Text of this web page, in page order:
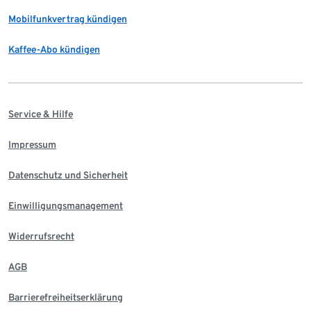
Mobilfunkvertrag kündigen
Kaffee-Abo kündigen
Service & Hilfe
Impressum
Datenschutz und Sicherheit
Einwilligungsmanagement
Widerrufsrecht
AGB
Barrierefreiheitserklärung